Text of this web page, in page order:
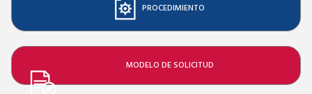
PROCEDIMIENTO
MODELO DE SOLICITUD